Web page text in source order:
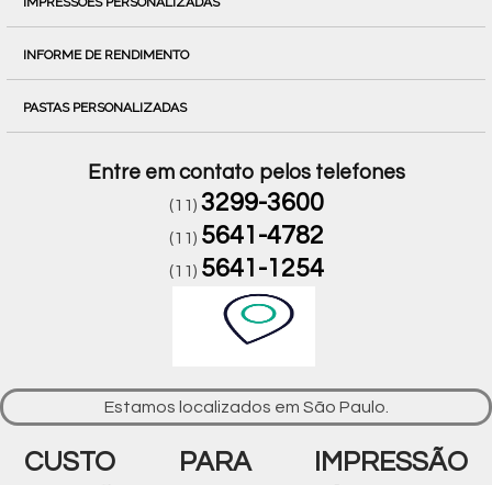
INFORME DE RENDIMENTO
PASTAS PERSONALIZADAS
Entre em contato pelos telefones
(11) 3299-3600
(11) 5641-4782
(11) 5641-1254
Estamos localizados em São Paulo.
CUSTO PARA IMPRESSÃO